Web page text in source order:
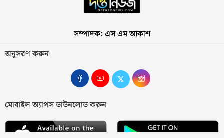
সম্পাদক: এস এম আকাশ
অনুসরণ করুন
মোবাইল অ্যাপস ডাউনলোড করুন